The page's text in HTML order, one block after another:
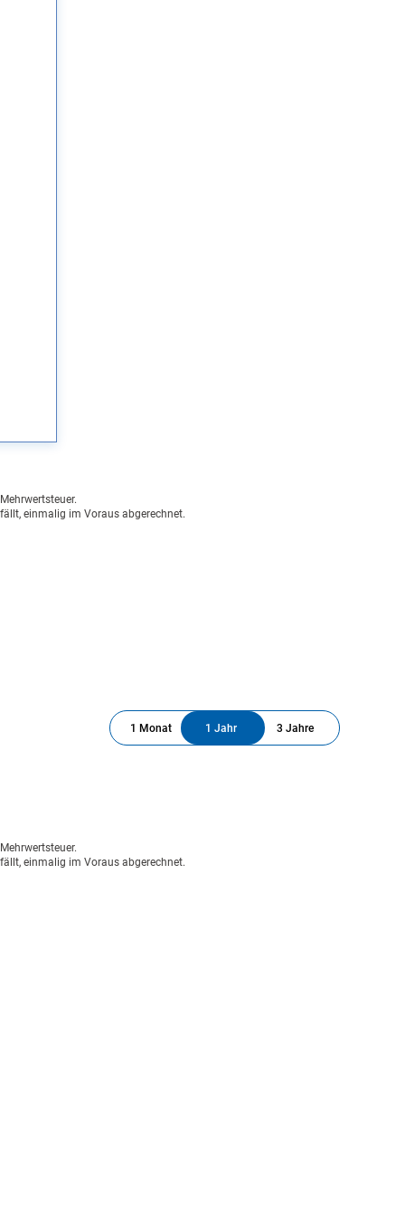
einmalig im Voraus abgerechnet.
1 Monat 1 Jahr 3 Jahre
einmalig im Voraus abgerechnet.